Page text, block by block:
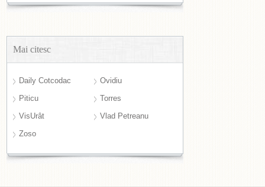
Mai citesc
Daily Cotcodac
Ovidiu
Piticu
Torres
VisUrât
Vlad Petreanu
Zoso